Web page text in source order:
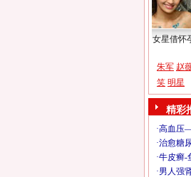
女星借怀
朱军 赵
笑 明星
精彩